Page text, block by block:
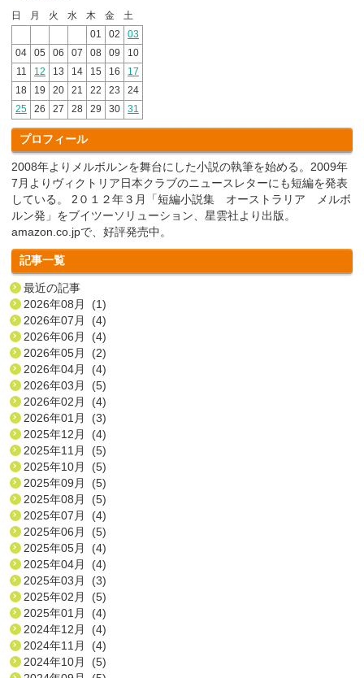
日 月 火 水 木 金
土
01
02
03
04
05 06 07 08 09
10
11
12 13 14 15 16
17
18
19 20 21 22 23
24
25
26 27 28 29 30 31
プロフィール
2008年よりメルボルンを舞台にした小説の執筆を始める。2009年
7月よりヴィクトリア日本クラブのニュースレターにも短編を発表
している。 2０１２年３月「短編小説集 オーストラリア メルボ
ルン発」をブイツーソリューション、星雲社より出版。
amazon.co.jpで、好評発売中。
記事一覧
最近の記事
2026年08月 (1)
2026年07月 (4)
2026年06月 (4)
2026年05月 (2)
2026年04月 (4)
2026年03月 (5)
2026年02月 (4)
2026年01月 (3)
2025年12月 (4)
2025年11月 (5)
2025年10月 (5)
2025年09月 (5)
2025年08月 (5)
2025年07月 (4)
2025年06月 (5)
2025年05月 (4)
2025年04月 (4)
2025年03月 (3)
2025年02月 (5)
2025年01月 (4)
2024年12月 (4)
2024年11月 (4)
2024年10月 (5)